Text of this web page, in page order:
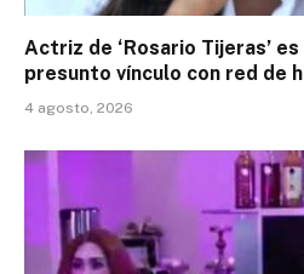
Actriz de ‘Rosario Tijeras’
presunto vínculo con red de
4 agosto, 2026